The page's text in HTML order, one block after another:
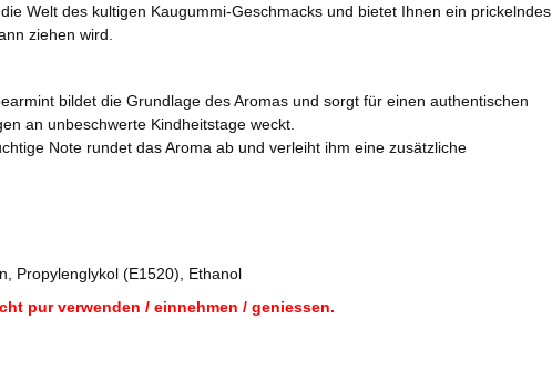
Welt des kultigen Kaugummi-Geschmacks und bietet Ihnen ein prickelndes
ziehen wird.
bildet die Grundlage des Aromas und sorgt für einen authentischen
an unbeschwerte Kindheitstage weckt.
Note rundet das Aroma ab und verleiht ihm eine zusätzliche
Propylenglykol (E1520), Ethanol
pur verwenden / einnehmen / geniessen.